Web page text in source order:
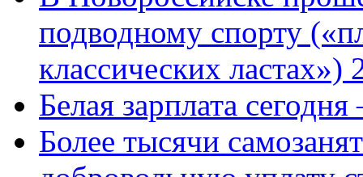
подводному спорту
классических ластах»)
Белая зарплата
Более тысячи